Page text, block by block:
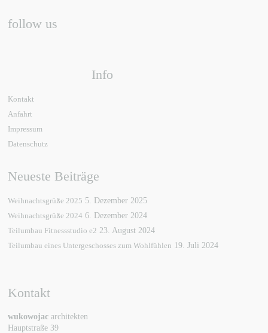
follow us
Info
Kontakt
Anfahrt
Impressum
Datenschutz
Neueste Beiträge
Weihnachtsgrüße 2025 5. Dezember 2025
Weihnachtsgrüße 2024 6. Dezember 2024
Teilumbau Fitnessstudio e2 23. August 2024
Teilumbau eines Untergeschosses zum Wohlfühlen 19. Juli 2024
Kontakt
wukowojac architekten
Hauptstraße 39